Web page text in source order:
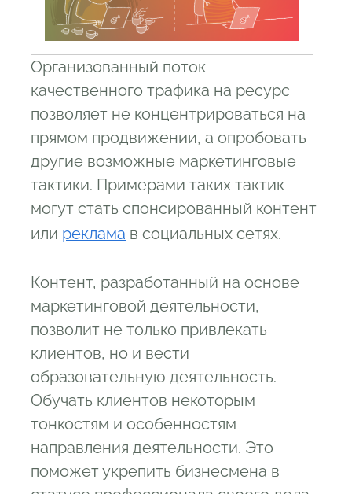
Организованный поток
качественного трафика на ресурс
позволяет не концентрироваться на
прямом продвижении, а опробовать
другие возможные маркетинговые
тактики. Примерами таких тактик
могут стать спонсированный контент
или реклама в социальных сетях.
Контент, разработанный на основе
маркетинговой деятельности,
позволит не только привлекать
клиентов, но и вести
образовательную деятельность.
Обучать клиентов некоторым
тонкостям и особенностям
направления деятельности. Это
поможет укрепить бизнесмена в